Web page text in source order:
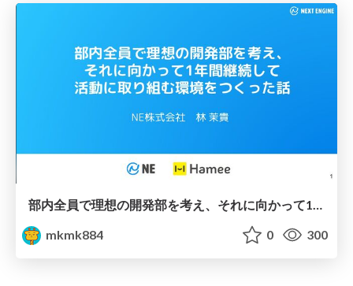
部内全員で理想の開発部を考え、それに向かって1年間継続して活動に取り組む環境をつくった話
mkmk884
0 300